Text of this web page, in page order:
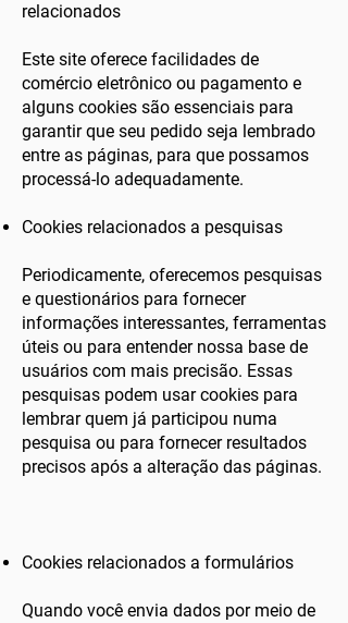
relacionados
Este site oferece facilidades de
comércio eletrônico ou pagamento e
alguns cookies são essenciais para
garantir que seu pedido seja lembrado
entre as páginas, para que possamos
processá-lo adequadamente.
Cookies relacionados a pesquisas
Periodicamente, oferecemos pesquisas
e questionários para fornecer
informações interessantes, ferramentas
úteis ou para entender nossa base de
usuários com mais precisão. Essas
pesquisas podem usar cookies para
lembrar quem já participou numa
pesquisa ou para fornecer resultados
precisos após a alteração das páginas.
Cookies relacionados a formulários
Quando você envia dados por meio de